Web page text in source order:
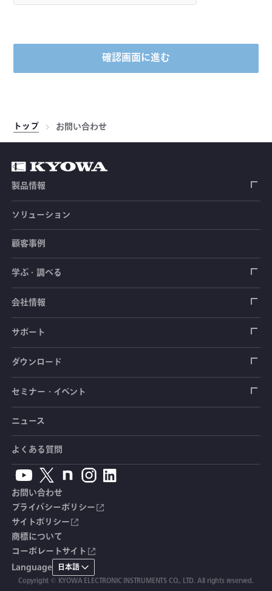
確認画面に進む
トップ お問い合わせ
製品情報
ひずみゲージ
センサ（変換器）
ロードセル
加速度センサ
圧力センサ
トルクセンサ
土木建築用センサ
荷重計
土圧計
間隙水圧計
傾斜計
鉄筋計
沈下計
応力計
継目計
変位計
自動車用センサ
シートベルト張力計
操舵力・操舵角計
手ブレーキ計・チェンジレバー操作力計
踏力計
ホイールトルクセンサ
人体ダミー用センサ
測定器
データロガー
指示計・表示器
増幅器（アンプ）
ハンディ測定器（チェッカ）
ソフトウェア
計測システム
道路用計測システム
鉄道用計測システム
自動車用計測システム
土木用計測システム
試験装置・システム
ブリッジボックス
ケーブル・コネクタ
アクセサリ
製品・サービスTopics
オーダーメイド製品
生産終了製品
ソリューション
顧客事例
学ぶ・調べる
ひずみゲージ
センサ（変換器）
測定器
光ファイバ計測ソリューション - 学ぶ・調べる
共和技報
単位変換表
用語集
会社情報
拠点情報
会社概要
サポート
製品輸出時の取り扱いと該非判定書
毒物及び劇物譲受書
安全データシート（SDS）
カタログ・資料のダウンロード
生産終了製品一覧
拠点情報
よくあるご質問
ダウンロード
カタログ
取扱説明書
CADデータ
ソフトウェアバージョンアップ
総合カタログ
安全データシート（SDS）
CE適合品 受注・販売状況
共和技報
セミナー・イベント
セミナー・講習会
イベント・展示会
ニュース
よくある質問
お問い合わせ
プライバシーポリシー
サイトポリシー
商標について
コーポレートサイト
Language 日本語
Copyright © KYOWA ELECTRONIC INSTRUMENTS CO., LTD. All rights reserved.